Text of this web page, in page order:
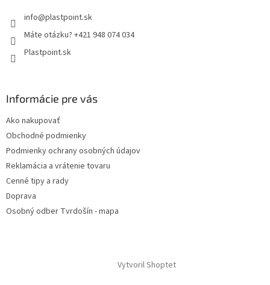
info@plastpoint.sk
Máte otázku? +421 948 074 034
Plastpoint.sk
Informácie pre vás
Ako nakupovať
Obchodné podmienky
Podmienky ochrany osobných údajov
Reklamácia a vrátenie tovaru
Cenné tipy a rady
Doprava
Osobný odber Tvrdošín - mapa
Vytvoril Shoptet